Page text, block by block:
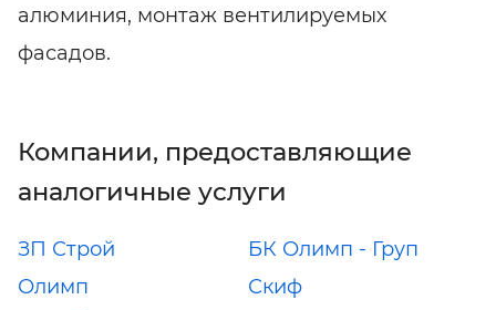
алюминия, монтаж вентилируемых
фасадов.
Компании, предоставляющие
аналогичные услуги
ЗП Строй
БК Олимп - Груп
Олимп
Скиф